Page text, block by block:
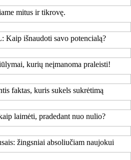
mitus ir tikrovę.
Kaip išnaudoti savo potencialą?
kurių neįmanoma praleisti!
faktas, kuris sukels sukrėtimą
laimėti, pradedant nuo nulio?
žingsniai absoliučiam naujokui